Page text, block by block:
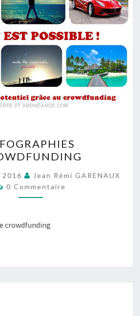
CROWDFUNDING
2016
Jean Rémi GARENAUX
Commentaires
0 Commentaire
crowdfunding